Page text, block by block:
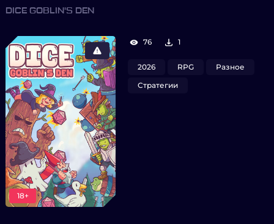
DICE GOBLIN'S DEN
18+
76 1
2026 RPG
Разное
Стратегии